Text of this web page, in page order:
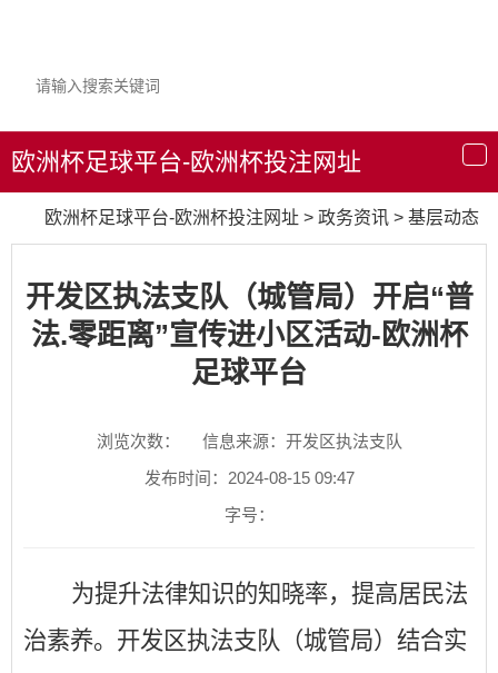
导
航
欧洲杯足球平台-欧洲杯投注网址
欧洲杯足球平台-欧洲杯投注网址 > 政务资讯 > 基层动态
开发区执法支队（城管局）开启“普
法.零距离”宣传进小区活动-欧洲杯
足球平台
浏览次数：
信息来源：开发区执法支队
发布时间：2024-08-15 09:47
字号：
为提升法律知识的知晓率，提高居民法
治素养。开发区执法支队（城管局）结合实